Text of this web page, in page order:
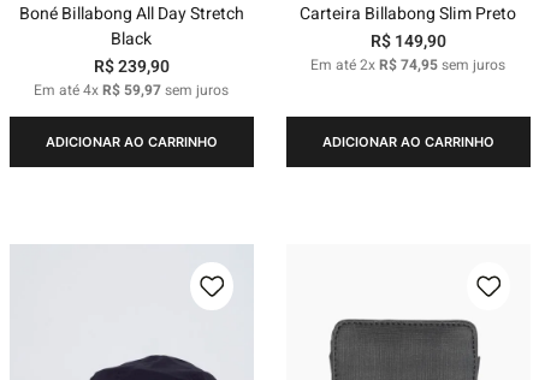
Boné Billabong All Day Stretch
Black
R$239,90
Em até4xR$ 59,97sem juros
ADICIONAR AO CARRINHO
Carteira Billabong Slim Preto
R$ 149,90
Em até2xR$74,95sem juros
ADICIONAR AO CARRINHO